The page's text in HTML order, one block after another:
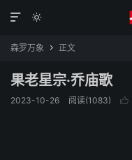


森罗万象  正文
果老星宗·乔庙歌
2023-10-26 阅读(1083) 